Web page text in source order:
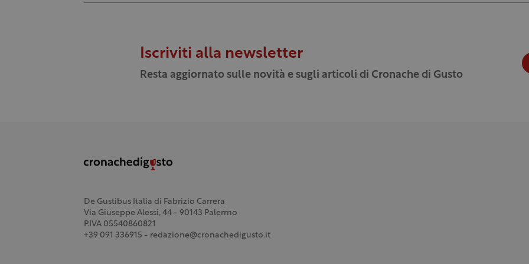
Iscriviti alla newsletter
Resta aggiornato sulle novità e sugli articoli di Cronache di Gusto
De Gustibus Italia di Fabrizio Carrera
Via Giuseppe Alessi, 44 - 90143 Palermo
P.IVA 05540860821
+39 091 336915 - redazione@cronachedigusto.it